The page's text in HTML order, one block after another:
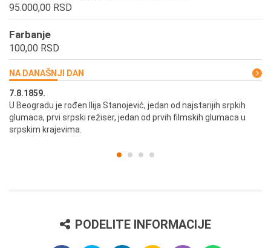
95.000,00 RSD
Farbanje
100,00 RSD
NA DANAŠNJI DAN
7.8.1859.
U Beogradu je rođen Ilija Stanojević, jedan od najstarijih srpkih
glumaca, prvi srpski režiser, jedan od prvih filmskih glumaca u
srpskim krajevima.
PODELITE INFORMACIJE